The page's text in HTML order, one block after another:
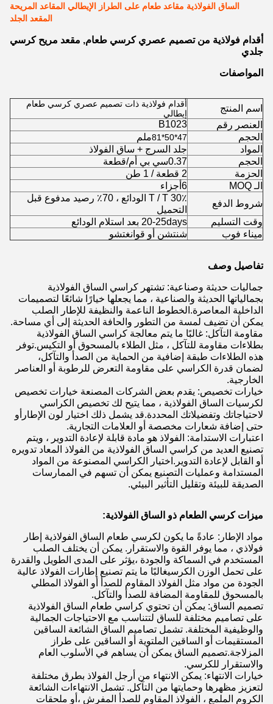
الساق الفولاذية مقاعد طعام على الطراز الإيطالي المقاعد المريحة
المقعد الجلد
أقدام فولاذية من تصميم عصري كرسي طعام, مقعد مريح كرسي
جلدي
المواصفات
اسم المنتج
أقدام فولاذية ذات تصميم عصري كرسي طعام
إيطالي
العنصر رقم
B1023
الحجم
47*50*81
ملم
المواد
جلد السرج + ساق الفولاذ
الحجم
0.37سي بي أم/قطعة
الحزمة
2 قطعة / 1 طن
الـ MOQ
6 أجزاء
شروط الدفع
T / T 30٪ الودائع ، 70٪ رصيد مدفوع قبل
التحميل
وقت التسليم
20-25days بعد استلام الودائع
ميناء فوب
شنتشن أو قوانغتشو
تفاصيل وصف
جماليات حديثة وصناعية: تشتهر كراسي الساق الفولاذية
بجمالياتها الحديثة والصناعية ، مما يجعلها خيارًا شائعًا لتصميمات
الداخلية المعاصرة.الخطوط الناعمة والنظيفة للإطار الصلب
يمكن أن تضيف لمسة من التطور والحافة الحديثة إلى أي مساحة.
مقاومة التآكل: غالبًا ما يتم معالجة كراسي الساق الفولاذية
بطلاءات مقاومة للتآكل ، مثل الطلاء بالمسحوق أو التكيس.توفر
هذه الطلاءات طبقة إضافية من الحماية من الصدأ والتآكل،
لضمان قدرة الكراسي على مقاومة التعرض للرطوبة أو العناصر
الخارجية.
خيارات تخصيص: يقدم بعض الشركات المصنعة خيارات تخصيص
لكرسيات الساق الفولاذية ، مما يتيح لك تخصيص الكراسي
لاحتياجاتك وتفضيلاتك المحددة.قد يشمل ذلك اختيار لون الإطارأو
حتى إضافة شعارات مخصصة أو العلامات التجارية.
اعتبارات الاستدامة: الفولاذ هو مادة قابلة لإعادة التدوير ، ويتم
تصنيع العديد من كراسي الساق الفولاذية من الفولاذ المعاد تدويره
أو القابل لإعادة التدوير.اختيار الكراسي المصنوعة من المواد
المستدامة وعمليات التصنيع يمكن أن تسهم في الممارسات
الصديقة للبيئة وتقليل التأثير البيئي.
ميزات كرسي الطعام ذو الساق الفولاذية:
مواد الإطار: عادةً ما يكون لكرسي طعام الساق الفولاذية إطار
فولاذي ، مما يوفر القوة والاستقرار. يمكن أن يختلف الصلب
المستخدم في السماكة والجودة ،يؤثر على المدى الطويل والقدرة
على تحمل الوزن الكرسيغالبًا ما يتم تصنيع إطارات الفولاذ عالية
الجودة من مواد مثل الفولاذ المقاوم للصدأ أو الفولاذ المطلي
بالمسحوق للمقاومة المضافة للصدأ والتآكل.
تصميم الساق: يمكن أن تحتوي كراسي طعام الساق الفولاذية
على تصاميم مختلفة للساق لتتناسب مع الاحتياجات الجمالية
والوظيفية المختلفة. تشمل تصاميم الساق الشائعة الساقين
المستقيمات أو الساقين الملتوية أو الساقين على طراز
المزلاجة.تصميم الساق يمكن أن يساهم في الأسلوب العام
والاستقرار للكرسي.
خيارات الانتهاء: يمكن الانتهاء من أرجل الفولاذ بطرق مختلفة
لتعزيز مظهرها وحمايتها من التآكل. تشمل الانتهاءات الشائعة
الكروم الملمع ، الفولاذ المقاوم للصدأ المفرش ،أو ملحقات